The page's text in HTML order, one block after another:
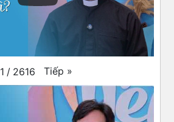
1 / 2616 Tiếp »